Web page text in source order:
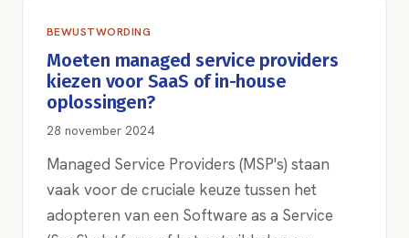
BEWUSTWORDING
Moeten managed service providers
kiezen voor SaaS of in-house
oplossingen?
28 november 2024
Managed Service Providers (MSP's) staan
vaak voor de cruciale keuze tussen het
adopteren van een Software as a Service